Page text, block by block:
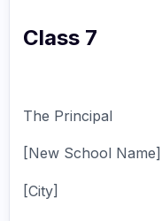
Class 7
The Principal
[New School Name]
[City]